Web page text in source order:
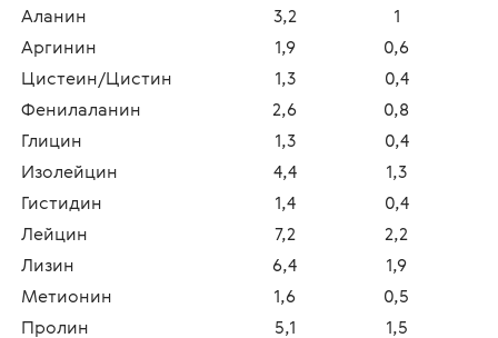
Аланин
3,2
1
Аргинин
1,9
0,6
Цистеин/Цистин
1,3
0,4
Фенилаланин
2,6
0,8
Глицин
1,3
0,4
Изолейцин
4,4
1,3
Гистидин
1,4
0,4
Лейцин
7,2
2,2
Лизин
6,4
1,9
Метионин
1,6
0,5
Пролин
5,1
1,5